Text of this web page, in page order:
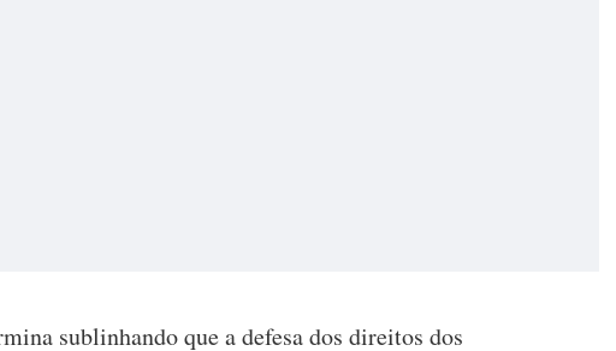
sublinhando que a defesa dos direitos dos